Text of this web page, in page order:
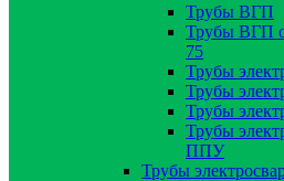
Трубы ВГП
Трубы ВГП
75
Трубы
Трубы
Трубы
Трубы
ППУ
Трубы